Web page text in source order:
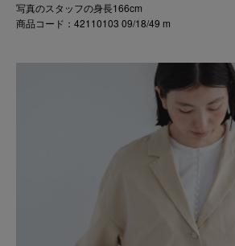
写真のスタッフの身長166cm
商品コード：42110103 09/18/49 m